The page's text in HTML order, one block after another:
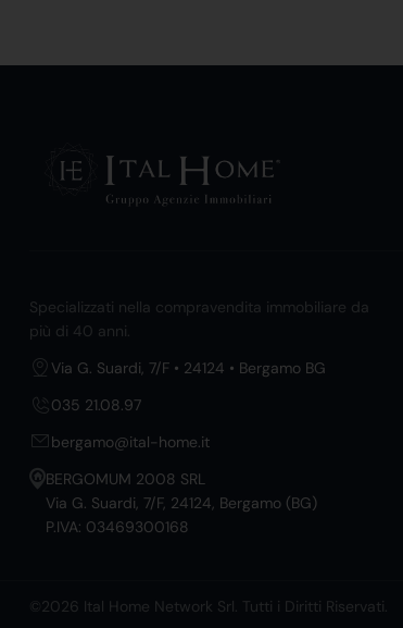
Specializzati nella compravendita immobiliare da
più di 40 anni.
Via G. Suardi, 7/F • 24124 • Bergamo BG
035 21.08.97
bergamo@ital-home.it
BERGOMUM 2008 SRL
Via G. Suardi, 7/F, 24124, Bergamo (BG)
P.IVA: 03469300168
©2026 Ital Home Network Srl. Tutti i Diritti Riservati.